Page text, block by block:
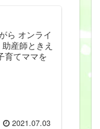
ら オンライ
産師ときえ
育てママを
2021.07.03